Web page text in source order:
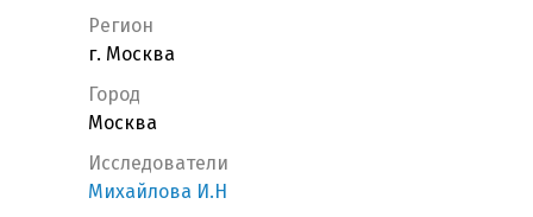
Регион
г. Москва
Город
Москва
Исследователи
Михайлова И.Н